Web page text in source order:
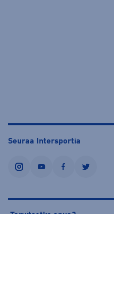
Seuraa Intersportia
instagramyoutubefacebooktwitter
Tarvitsetko apua?